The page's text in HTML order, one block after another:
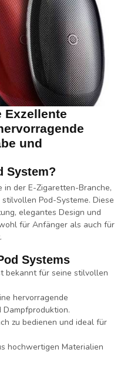
Exzellente
und
System?
in der E-Zigaretten-Branche,
Pod-Systeme. Diese
elegantes Design und
für Anfänger als auch für
Systems
bekannt für seine stilvollen
hervorragende
Dampfproduktion.
zu bedienen und ideal für
hochwertigen Materialien